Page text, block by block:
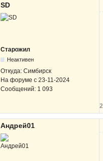
SD
Старожил
Неактивен
Откуда: Симбирск
На форуме с 23-11-2024
Сообщений: 1 093
2
Андрей01